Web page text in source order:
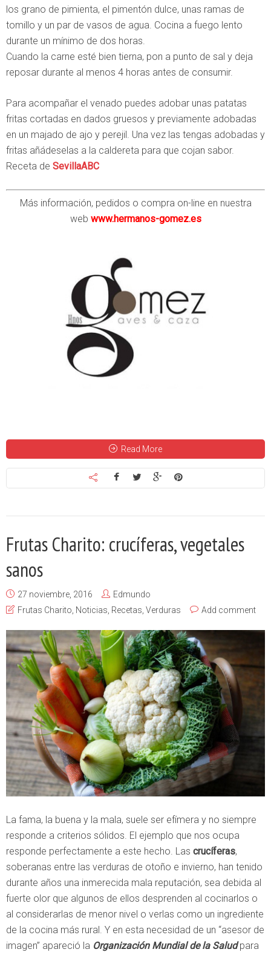
los grano de pimienta, el pimentón dulce, unas ramas de
tomillo y un par de vasos de agua. Cocina a fuego lento
durante un mínimo de dos horas.
Cuando la carne esté bien tierna, pon a punto de sal y deja
reposar durante al menos 4 horas antes de consumir.
Para acompañar el venado puedes adobar unas patatas
fritas cortadas en dados gruesos y previamente adobadas
en un majado de ajo y perejil. Una vez las tengas adobadas y
fritas añádeselas a la caldereta para que cojan sabor.
Receta de SevillaABC
Más información, pedidos o compra on-line en nuestra
web www.hermanos-gomez.es
Read More
Frutas Charito: crucíferas, vegetales
sanos
27 noviembre, 2016
Edmundo
Frutas Charito Noticias Recetas Verduras Add comment
La fama, la buena y la mala, suele ser efímera y no siempre
responde a criterios sólidos. El ejemplo que nos ocupa
responde perfectamente a este hecho. Las crucíferas,
soberanas entre las verduras de otoño e invierno, han tenido
durante años una inmerecida mala reputación, sea debida al
fuerte olor que algunos de ellos desprenden al cocinarlos o
al considerarlas de menor nivel o verlas como un ingrediente
de la cocina más rural. Y en esta necesidad de un “asesor de
imagen” apareció la Organización Mundial de la Saludpara